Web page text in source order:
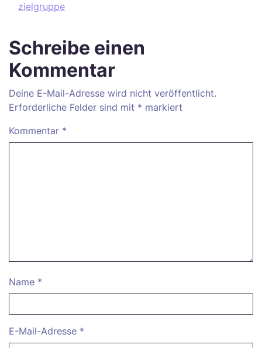
zielgruppe
Schreibe einen
Kommentar
Deine E-Mail-Adresse wird nicht veröffentlicht.
Erforderliche Felder sind mit * markiert
Kommentar *
Name *
E-Mail-Adresse *